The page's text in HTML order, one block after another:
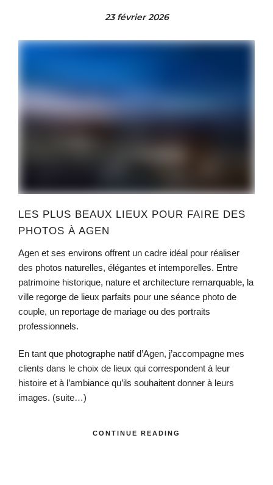
23 février 2026
LES PLUS BEAUX LIEUX POUR FAIRE DES
PHOTOS À AGEN
Agen et ses environs offrent un cadre idéal pour réaliser
des photos naturelles, élégantes et intemporelles. Entre
patrimoine historique, nature et architecture remarquable, la
ville regorge de lieux parfaits pour une séance photo de
couple, un reportage de mariage ou des portraits
professionnels.
En tant que photographe natif d’Agen, j’accompagne mes
clients dans le choix de lieux qui correspondent à leur
histoire et à l’ambiance qu’ils souhaitent donner à leurs
images. (suite…)
CONTINUE READING